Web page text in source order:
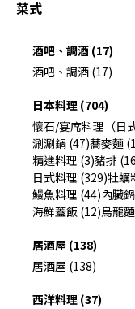
菜式
酒吧、調酒 (17)
酒吧、調酒 (17)
日本料理 (704)
懷石/宴席料理（日
涮涮鍋 (47)蕎麥麵
精進料理 (3)豬排
日式料理 (329)牡蠣
鰻魚料理 (44)內臟
海鮮蓋飯 (12)烏龍
居酒屋 (138)
居酒屋 (138)
西洋料理 (37)